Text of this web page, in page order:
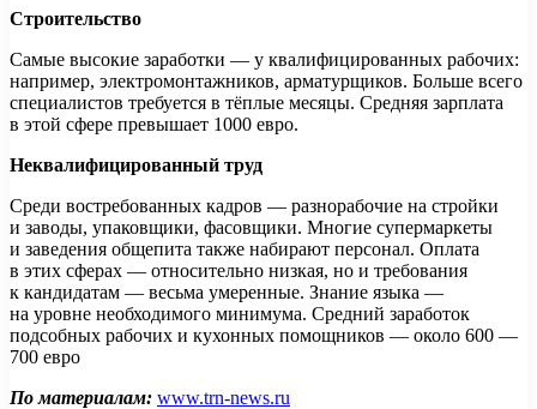
Строительство
Самые высокие заработки — у квалифицированных рабочих:
например, электромонтажников, арматурщиков. Больше всего
специалистов требуется в тёплые месяцы. Средняя зарплата
в этой сфере превышает 1000 евро.
Неквалифицированный труд
Среди востребованных кадров — разнорабочие на стройки
и заводы, упаковщики, фасовщики. Многие супермаркеты
и заведения общепита также набирают персонал. Оплата
в этих сферах — относительно низкая, но и требования
к кандидатам — весьма умеренные. Знание языка —
на уровне необходимого минимума. Средний заработок
подсобных рабочих и кухонных помощников — около 600 —
700 евро
По материалам: www.trn-news.ru